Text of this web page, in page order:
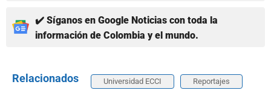
✔️ Síganos en Google Noticias con toda la
información de Colombia y el mundo.
Relacionados Universidad ECCI Reportajes